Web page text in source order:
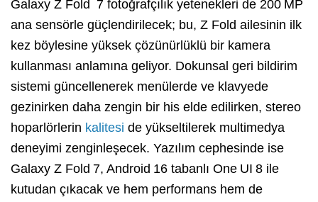
Galaxy Z Fold 7 fotoğrafçılık yetenekleri de 200 MP
ana sensörle güçlendirilecek; bu, Z Fold ailesinin ilk
kez böylesine yüksek çözünürlüklü bir kamera
kullanması anlamına geliyor. Dokunsal geri bildirim
sistemi güncellenerek menülerde ve klavyede
gezinirken daha zengin bir his elde edilirken, stereo
hoparlörlerin kalitesi de yükseltilerek multimedya
deneyimi zenginleşecek. Yazılım cephesinde ise
Galaxy Z Fold 7, Android 16 tabanlı One UI 8 ile
kutudan çıkacak ve hem performans hem de